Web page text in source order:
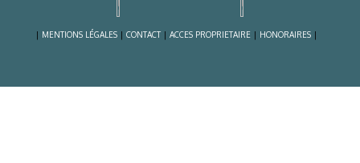
MENTIONS LÉGALES| CONTACT| ACCES PROPRIETAIRE| HONORAIRES|